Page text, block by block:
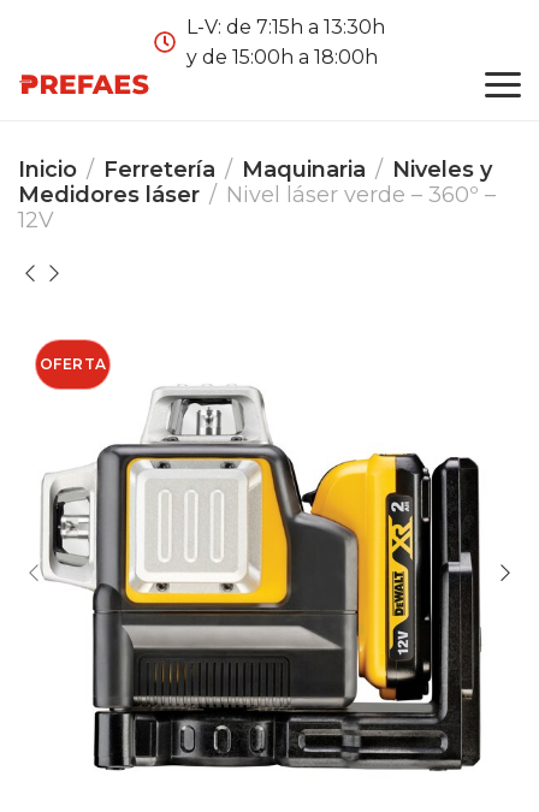
L-V: de 7:15h a 13:30h
y de 15:00h a 18:00h
Inicio Ferretería Maquinaria
Niveles y
Medidores láser
Nivel láser verde – 360º –
12V
OFERTA